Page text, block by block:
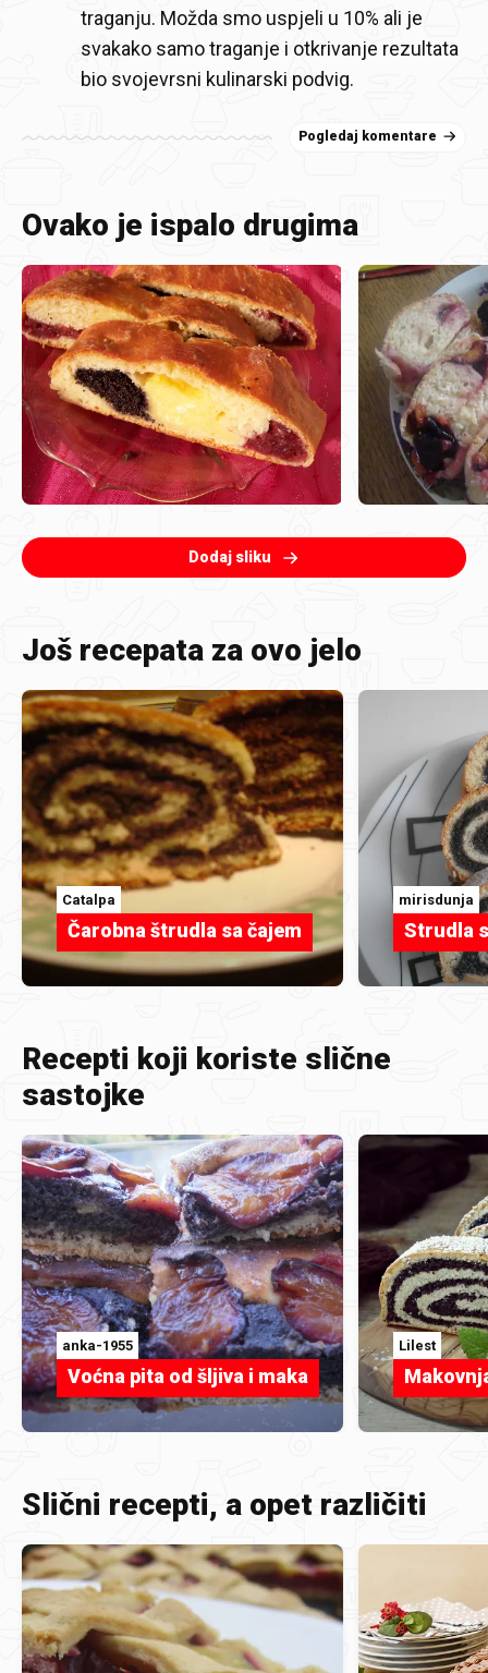
traganju. Možda smo uspjeli u 10% ali je
svakako samo traganje i otkrivanje rezultata
bio svojevrsni kulinarski podvig.
Pogledaj komentare
Ovako je ispalo drugima
Dodaj sliku
Još recepata za ovo jelo
Catalpa
Čarobna štrudla sa čajem
mirisdunja
Strudla
Recepti koji koriste slične
sastojke
anka-1955
Voćna pita od šljiva i maka
Lilest
Slični recepti, a opet različiti